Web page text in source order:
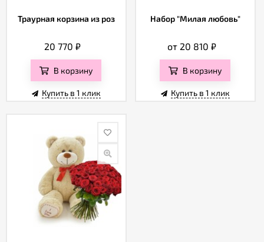
Траурная корзина из роз
20 770₽
В корзину
Купить в 1 клик
Набор "Милая любовь"
от 20 810 ₽
В корзину
Купить в 1 клик